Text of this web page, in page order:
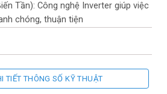
Tần): Công nghệ Inverter giúp việc
chóng, thuận tiện
tự động
TIẾT THÔNG SỐ KỸ THUẬT